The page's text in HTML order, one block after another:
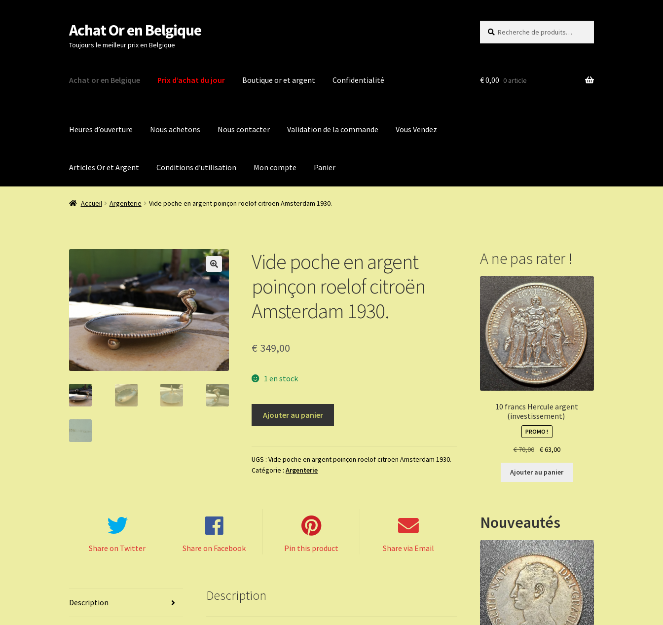
Aller
à
la
Aller
au
contenu
Achat Or en Belgique
Toujours le meilleur prix en Belgique
pour :
Achat or en Belgique Prix d’achat du jour Boutique or et argent Confidentialité
Heures d’ouverture Nous achetons Nous contacter Validation de la commande Vous Vendez
Articles Or et Argent Conditions d’utilisation Mon compte Panier
€0,00 0 article
Accueil Argenterie Vide poche en argent poinçon roelof citroën Amsterdam 1930.
Vide poche en argent
poinçon roelof citroën
Amsterdam 1930.
€ 349,00
1 en stock
en
argent
Ajouter au panier
UGS :Vide poche en argent poinçon roelof citroën Amsterdam 1930.
Catégorie :Argenterie
Share on Twitter Share on Facebook Pin this product Share via Email
Description Description
A ne pas rater !
10 francs Hercule argent
(investissement)
PROMO !
€70,00
Le
initial
était :
€63,00Le
actuel
est :
Ajouter au panier
Nouveautés